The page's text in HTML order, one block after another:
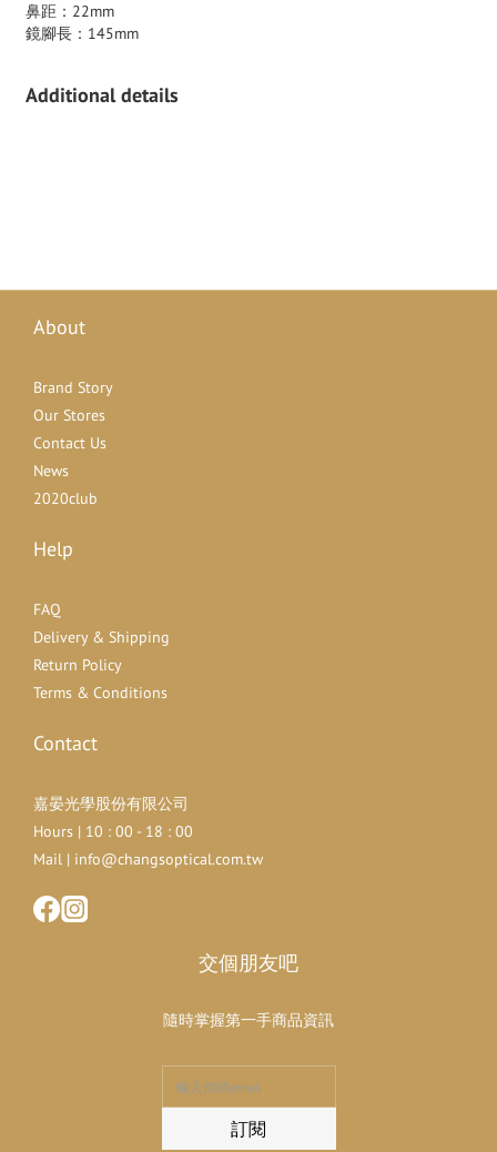
鼻距：22mm
鏡腳長：145mm
Additional details
About
Brand Story
Our Stores
Contact Us
News
2020club
Help
FAQ
Delivery & Shipping
Return Policy
Terms & Conditions
Contact
嘉晏光學股份有限公司
Hours | 10 : 00 - 18 : 00
Mail | info@changsoptical.com.tw
交個朋友吧
隨時掌握第一手商品資訊
訂閱